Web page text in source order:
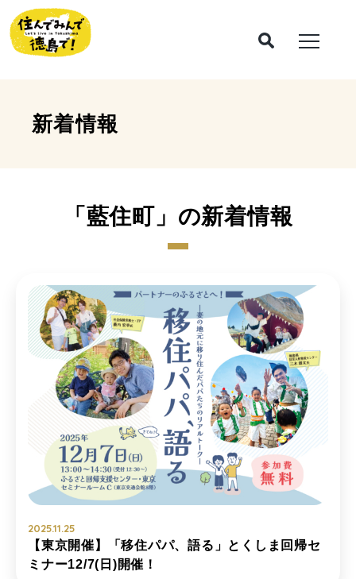
新着情報
「藍住町」の新着情報
2025.11.25
【東京開催】「移住パパ、語る」とくしま回帰セ
ミナー12/7(日)開催！